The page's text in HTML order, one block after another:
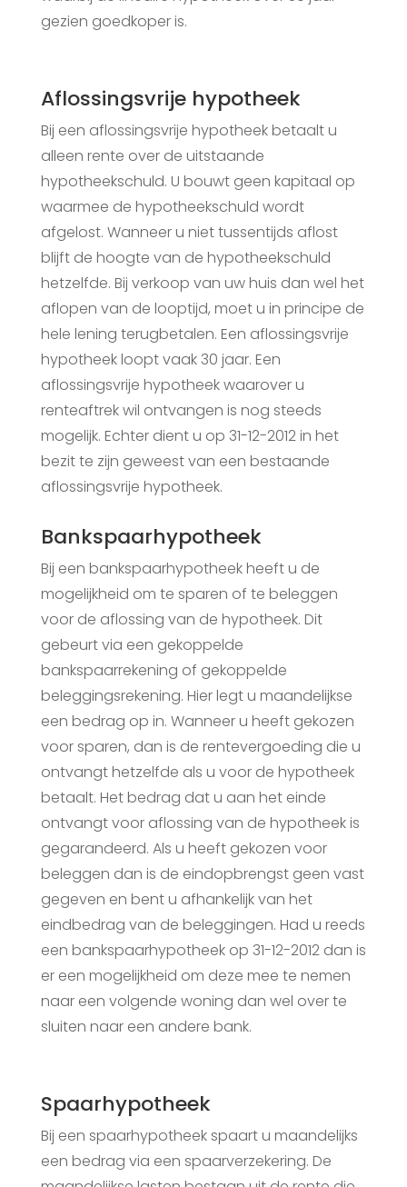
gezien goedkoper is.
Aflossingsvrije hypotheek
Bij een aflossingsvrije hypotheek betaalt u
alleen rente over de uitstaande
hypotheekschuld. U bouwt geen kapitaal op
waarmee de hypotheekschuld wordt
afgelost. Wanneer u niet tussentijds aflost
blijft de hoogte van de hypotheekschuld
hetzelfde. Bij verkoop van uw huis dan wel het
aflopen van de looptijd, moet u in principe de
hele lening terugbetalen. Een aflossingsvrije
hypotheek loopt vaak 30 jaar. Een
aflossingsvrije hypotheek waarover u
renteaftrek wil ontvangen is nog steeds
mogelijk. Echter dient u op 31-12-2012 in het
bezit te zijn geweest van een bestaande
aflossingsvrije hypotheek.
Bankspaarhypotheek
Bij een bankspaarhypotheek heeft u de
mogelijkheid om te sparen of te beleggen
voor de aflossing van de hypotheek. Dit
gebeurt via een gekoppelde
bankspaarrekening of gekoppelde
beleggingsrekening. Hier legt u maandelijkse
een bedrag op in. Wanneer u heeft gekozen
voor sparen, dan is de rentevergoeding die u
ontvangt hetzelfde als u voor de hypotheek
betaalt. Het bedrag dat u aan het einde
ontvangt voor aflossing van de hypotheek is
gegarandeerd. Als u heeft gekozen voor
beleggen dan is de eindopbrengst geen vast
gegeven en bent u afhankelijk van het
eindbedrag van de beleggingen. Had u reeds
een bankspaarhypotheek op 31-12-2012 dan is
er een mogelijkheid om deze mee te nemen
naar een volgende woning dan wel over te
sluiten naar een andere bank.
Spaarhypotheek
Bij een spaarhypotheek spaart u maandelijks
een bedrag via een spaarverzekering. De